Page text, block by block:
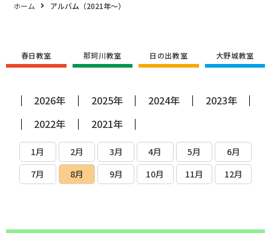
ホーム アルバム（2021年〜）
春日教室 那珂川教室 日の出教室 大野城教室
2026年 2025年 2024年
2023年
2022年
2021年
1月 2月 3月 4月 5月
6月
7月
8月 9月 10月 11月 12月